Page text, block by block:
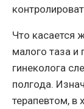
Что касается
малого таза и
гинеколога
полгода.
терапевтом, в